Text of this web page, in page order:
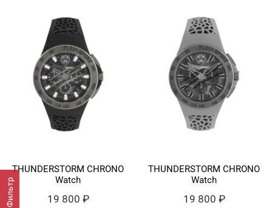
Фильтр
THUNDERSTORM CHRONO
Watch
19 800 ₽
THUNDERSTORM CHRONO
Watch
19 800 ₽